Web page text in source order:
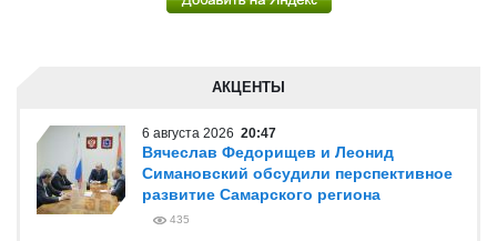
АКЦЕНТЫ
6 августа 2026 20:47
Вячеслав Федорищев и Леонид
Симановский обсудили перспективное
развитие Самарского региона
435